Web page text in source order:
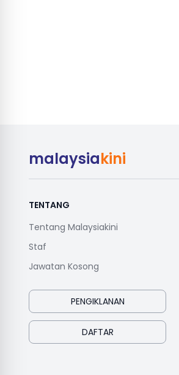
malaysiakini
TENTANG
Tentang Malaysiakini
Staf
Jawatan Kosong
PENGIKLANAN
DAFTAR